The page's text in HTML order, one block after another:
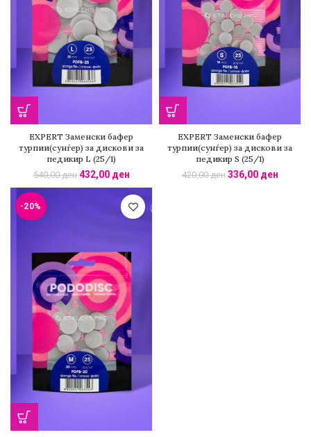
EXPERT Заменски бафер
турпии(сунѓер) за дискови за
педикир L (25/1)
540,00ден 432,00 ден
EXPERT Заменски бафер
турпии(сунѓер) за дискови за
педикир S (25/1)
420,00ден 336,00 ден
-20%